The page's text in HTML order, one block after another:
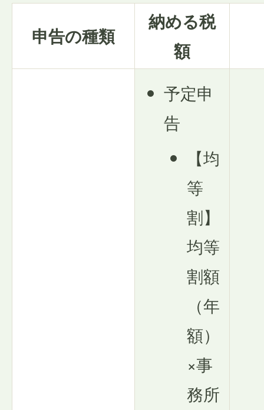
申告の種類
納める税
額
予定申
告
【均
等
割】
均等
割額
（年
額）
×事
務所